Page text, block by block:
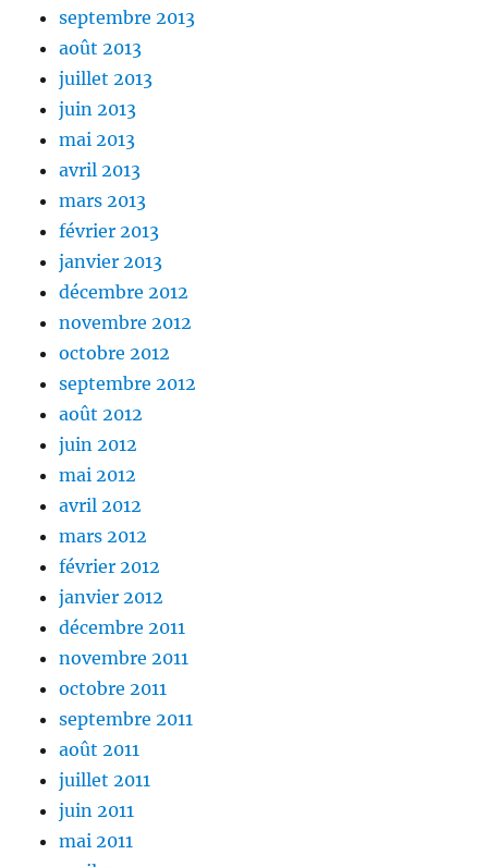
septembre 2013
août 2013
juillet 2013
juin 2013
mai 2013
avril 2013
mars 2013
février 2013
janvier 2013
décembre 2012
novembre 2012
octobre 2012
septembre 2012
août 2012
juin 2012
mai 2012
avril 2012
mars 2012
février 2012
janvier 2012
décembre 2011
novembre 2011
octobre 2011
septembre 2011
août 2011
juillet 2011
juin 2011
mai 2011